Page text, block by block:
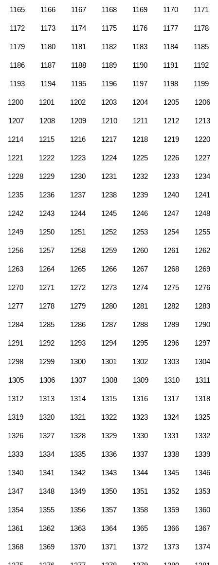
1165 1166 1167 1168 1169 1170 1171
1172 1173 1174 1175 1176 1177 1178
1179 1180 1181 1182 1183 1184 1185
1186 1187 1188 1189 1190 1191 1192
1193 1194 1195 1196 1197 1198 1199
1200 1201 1202 1203 1204 1205 1206
1207 1208 1209 1210 1211 1212 1213
1214 1215 1216 1217 1218 1219 1220
1221 1222 1223 1224 1225 1226 1227
1228 1229 1230 1231 1232 1233 1234
1235 1236 1237 1238 1239 1240 1241
1242 1243 1244 1245 1246 1247 1248
1249 1250 1251 1252 1253 1254 1255
1256 1257 1258 1259 1260 1261 1262
1263 1264 1265 1266 1267 1268 1269
1270 1271 1272 1273 1274 1275 1276
1277 1278 1279 1280 1281 1282 1283
1284 1285 1286 1287 1288 1289 1290
1291 1292 1293 1294 1295 1296 1297
1298 1299 1300 1301 1302 1303 1304
1305 1306 1307 1308 1309 1310 1311
1312 1313 1314 1315 1316 1317 1318
1319 1320 1321 1322 1323 1324 1325
1326 1327 1328 1329 1330 1331 1332
1333 1334 1335 1336 1337 1338 1339
1340 1341 1342 1343 1344 1345 1346
1347 1348 1349 1350 1351 1352 1353
1354 1355 1356 1357 1358 1359 1360
1361 1362 1363 1364 1365 1366 1367
1368 1369 1370 1371 1372 1373 1374